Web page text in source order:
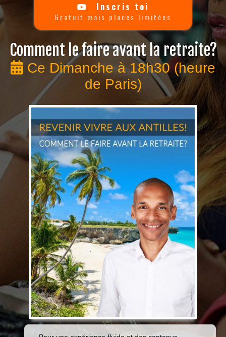
Inscris toi
Gratuit mais places limitées
Comment le faire avant la retraite?
Ce Dimanche à 18h30 (heure
de Paris)